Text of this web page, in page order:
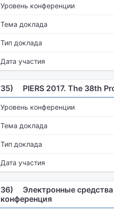
Уровень конференции
Тема доклада
Тип доклада
Дата участия
35) PIERS 2017. The 38th
Уровень конференции
Тема доклада
Тип доклада
Дата участия
36)
Электронные
конференция